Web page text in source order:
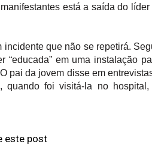
está a saída do
que não se repetirá.
em uma instalação
pai da jovem disse em
foi visitá-la no hospital,
este post